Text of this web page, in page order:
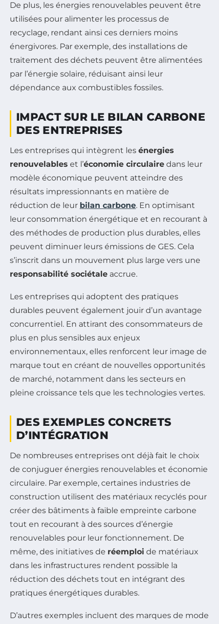
De plus, les énergies renouvelables peuvent être
utilisées pour alimenter les processus de
recyclage, rendant ainsi ces derniers moins
énergivores. Par exemple, des installations de
traitement des déchets peuvent être alimentées
par l’énergie solaire, réduisant ainsi leur
dépendance aux combustibles fossiles.
IMPACT SUR LE BILAN CARBONE
DES ENTREPRISES
Les entreprises qui intègrent les énergies
renouvelables et l’économie circulaire dans leur
modèle économique peuvent atteindre des
résultats impressionnants en matière de
réduction de leur bilan carbone. En optimisant
leur consommation énergétique et en recourant à
des méthodes de production plus durables, elles
peuvent diminuer leurs émissions de GES. Cela
s’inscrit dans un mouvement plus large vers une
responsabilité sociétale accrue.
Les entreprises qui adoptent des pratiques
durables peuvent également jouir d’un avantage
concurrentiel. En attirant des consommateurs de
plus en plus sensibles aux enjeux
environnementaux, elles renforcent leur image de
marque tout en créant de nouvelles opportunités
de marché, notamment dans les secteurs en
pleine croissance tels que les technologies vertes.
DES EXEMPLES CONCRETS
D’INTÉGRATION
De nombreuses entreprises ont déjà fait le choix
de conjuguer énergies renouvelables et économie
circulaire. Par exemple, certaines industries de
construction utilisent des matériaux recyclés pour
créer des bâtiments à faible empreinte carbone
tout en recourant à des sources d’énergie
renouvelables pour leur fonctionnement. De
même, des initiatives de réemploi de matériaux
dans les infrastructures rendent possible la
réduction des déchets tout en intégrant des
pratiques énergétiques durables.
D’autres exemples incluent des marques de mode